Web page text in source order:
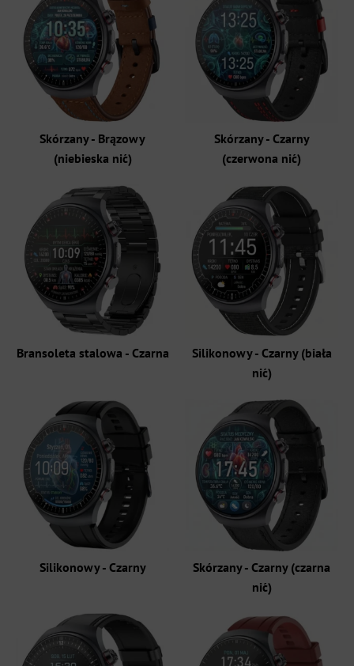
Skórzany - Brązowy
(niebieska nić)
Skórzany - Czarny
(czerwona nić)
Bransoleta stalowa - Czarna
Silikonowy - Czarny (biała
nić)
Silikonowy - Czarny
Skórzany - Czarny (czarna
nić)